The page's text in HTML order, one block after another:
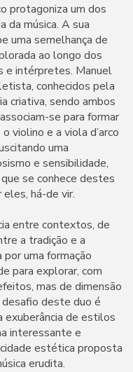
protagoniza um dos
da música. A sua
uma semelhança de
ao longo dos
e intérpretes. Manuel
conhecidos pela
criativa, sendo ambos
se para formar
violino e a viola d’arco
uma
e sensibilidade,
se conhece destes
há-de vir.
entre contextos, de
a tradição e a
uma formação
para explorar, com
mas de dimensão
deste duo é
de estilos
interessante e
estética proposta
erudita.